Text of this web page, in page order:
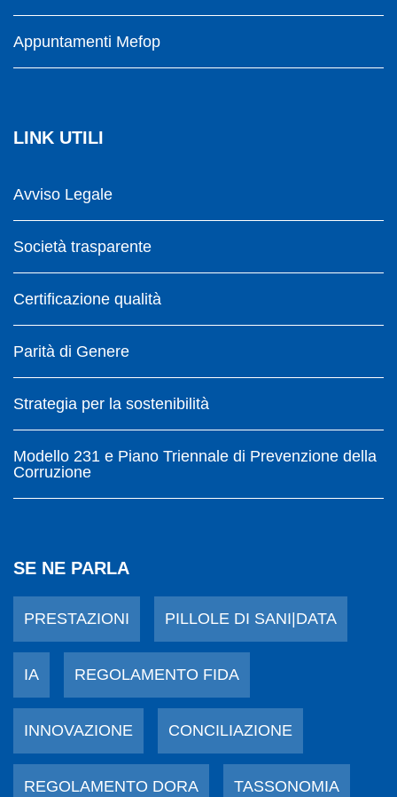
Appuntamenti Mefop
LINK UTILI
Avviso Legale
Società trasparente
Certificazione qualità
Parità di Genere
Strategia per la sostenibilità
Modello 231 e Piano Triennale di Prevenzione della
Corruzione
SE NE PARLA
PRESTAZIONI PILLOLE DI SANI|DATA
IA REGOLAMENTO FIDA
INNOVAZIONE CONCILIAZIONE
REGOLAMENTO DORA TASSONOMIA